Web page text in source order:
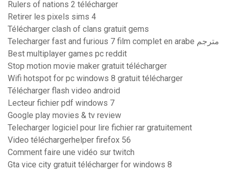
Rulers of nations 2 télécharger
Retirer les pixels sims 4
Télécharger clash of clans gratuit gems
Telecharger fast and furious 7 film complet en arabe مترجم
Best multiplayer games pc reddit
Stop motion movie maker gratuit télécharger
Wifi hotspot for pc windows 8 gratuit télécharger
Télécharger flash video android
Lecteur fichier pdf windows 7
Google play movies & tv review
Telecharger logiciel pour lire fichier rar gratuitement
Video téléchargerhelper firefox 56
Comment faire une vidéo sur twitch
Gta vice city gratuit télécharger for windows 8